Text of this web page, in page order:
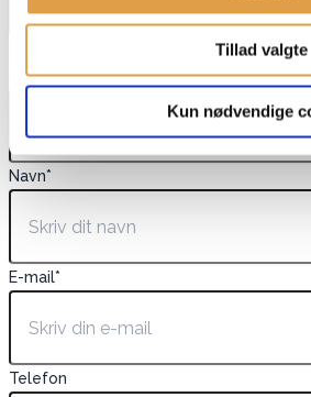
Tillad valgte
Kun nødvendige
Dette felt er skjult, når du får vist
EAN
Navn*
E-mail*
Telefon